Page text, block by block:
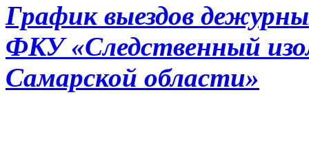
График выездов
ФКУ «Следственный
Самарской области»